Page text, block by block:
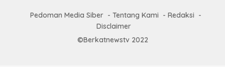
Pedoman Media Siber Tentang Kami
Redaksi
Disclaimer
©Berkatnewstv 2022